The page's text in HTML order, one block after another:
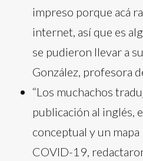
impreso porque acá
internet, así que es
se pudieron llevar a
González, profesora
“Los muchachos
publicación al inglés,
conceptual y un
COVID-19,